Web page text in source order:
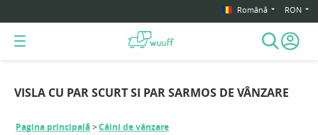
Română RON
VISLA CU PAR SCURT SI PAR SARMOS DE VÂNZARE
Pagina principală
Câini de vânzare